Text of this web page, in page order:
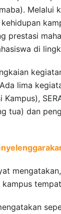
Melalui
prestasi
di
lima
tua) dan